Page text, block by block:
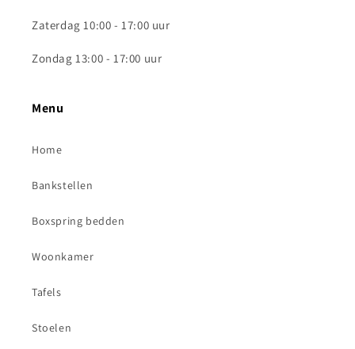
Zaterdag 10:00 - 17:00 uur
Zondag 13:00 - 17:00 uur
Menu
Home
Bankstellen
Boxspring bedden
Woonkamer
Tafels
Stoelen